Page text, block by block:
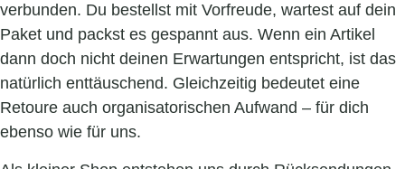
verbunden. Du bestellst mit Vorfreude, wartest auf dein
Paket und packst es gespannt aus. Wenn ein Artikel
dann doch nicht deinen Erwartungen entspricht, ist das
natürlich enttäuschend. Gleichzeitig bedeutet eine
Retoure auch organisatorischen Aufwand – für dich
ebenso wie für uns.